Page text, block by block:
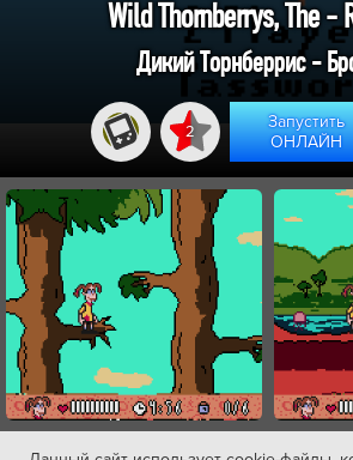
Wild Thornberrys, The -
Дикий Торнберрис -
2
Запустить
ОНЛАЙН